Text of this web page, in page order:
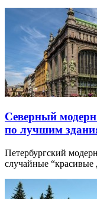
Северный
по лучшим
Петербургский
случайные